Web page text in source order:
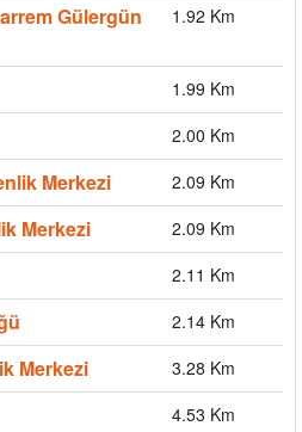
Gülergün
1.92 Km
1.99 Km
2.00 Km
Merkezi 2.09 Km
Merkezi 2.09 Km
2.11 Km
2.14 Km
Merkezi 3.28 Km
4.53 Km